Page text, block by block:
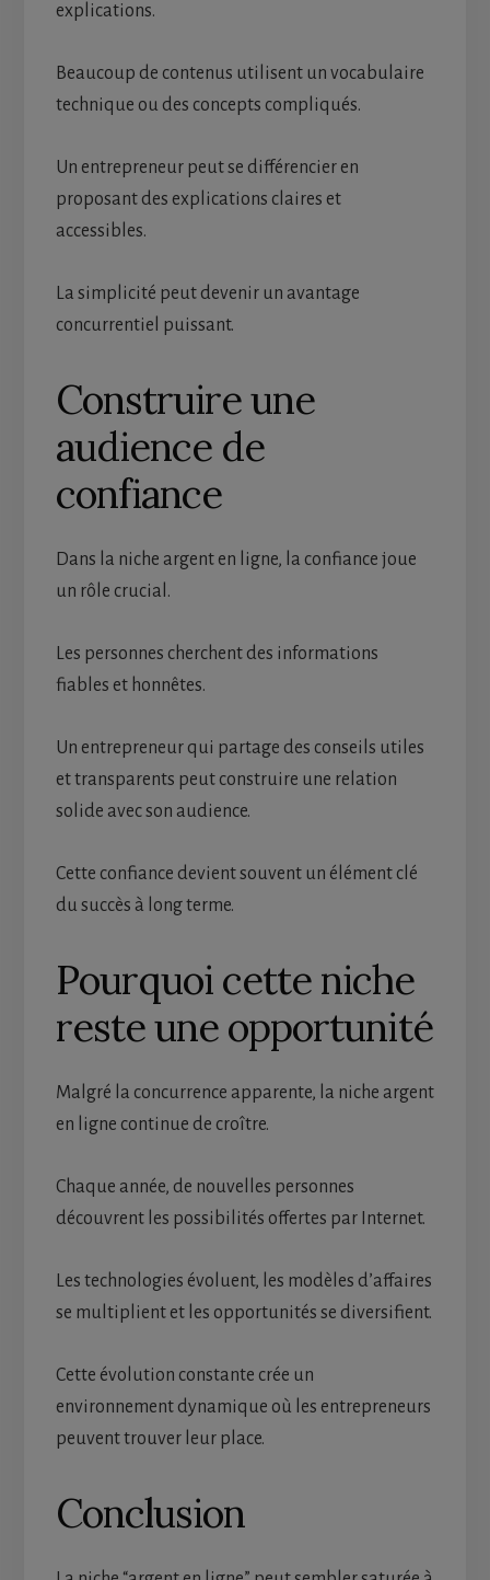
explications.
Beaucoup de contenus utilisent un vocabulaire
technique ou des concepts compliqués.
Un entrepreneur peut se différencier en
proposant des explications claires et
accessibles.
La simplicité peut devenir un avantage
concurrentiel puissant.
Construire une
audience de
confiance
Dans la niche argent en ligne, la confiance joue
un rôle crucial.
Les personnes cherchent des informations
fiables et honnêtes.
Un entrepreneur qui partage des conseils utiles
et transparents peut construire une relation
solide avec son audience.
Cette confiance devient souvent un élément clé
du succès à long terme.
Pourquoi cette niche
reste une opportunité
Malgré la concurrence apparente, la niche argent
en ligne continue de croître.
Chaque année, de nouvelles personnes
découvrent les possibilités offertes par Internet.
Les technologies évoluent, les modèles d’affaires
se multiplient et les opportunités se diversifient.
Cette évolution constante crée un
environnement dynamique où les entrepreneurs
peuvent trouver leur place.
Conclusion